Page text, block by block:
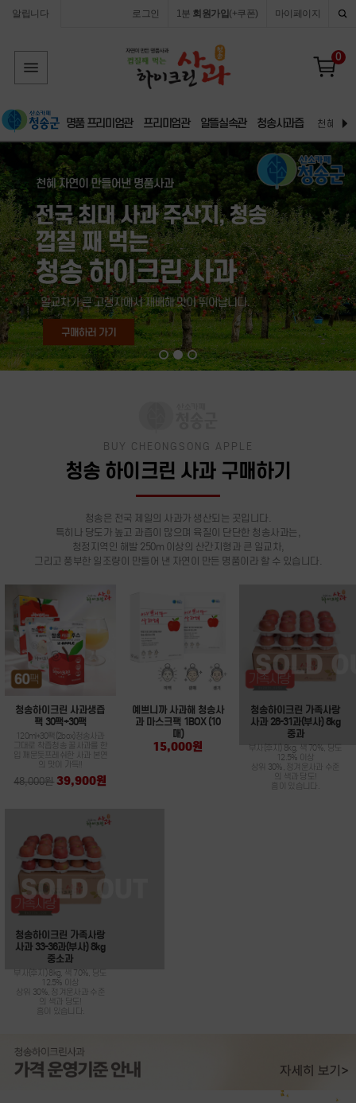
알립니다 마이페이지
1분 회원가입 (+쿠폰)
로그인
0
명품 프리미엄관 프리미엄관 알뜰실속관 청송사과즙 천혜 자
BUY CHEONGSONG APPLE
청송 하이크린 사과 구매하기
청송은 전국 제일의 사과가 생산되는 곳입니다.
특히나 당도가 높고 과즙이 많으며 육질이 단단한 청송사과는,
청정지역인 해발 250m 이상의 산간지형과 큰 일교차,
그리고 풍부한 일조량이 만들어 낸 자연이 만든 명품이라 할 수 있습니다.
청송하이크린 사과생즙
팩 30팩+30팩
120ml*30팩(2box)청송사과
그대로 착즙청송 꿀사과를 한
입 깨문듯프레쉬한 사과 본연
의 맛이 가득!!
48,000원 39,900원
예쁘니까 사과해 청송사
과 마스크팩 1BOX (10
매)
15,000원
청송하이크린 가족사랑
사과 28-31과(부사) 8kg
중과
부사(후지) 8kg, 색 70%, 당도
12.5% 이상
상위 30%, 정겨운사과 수준
의 색과 당도!
흠이 있습니다.
청송하이크린 가족사랑
사과 33-36과(부사) 8kg
중소과
부사(후지) 8kg, 색 70%, 당도
12.5% 이상
상위 30%, 정겨운사과 수준
의 색과 당도!
흠이 있습니다.